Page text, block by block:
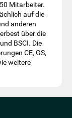
Mitarbeiter.
auf die
anderen
über die
BSCI. Die
CE, GS,
weitere